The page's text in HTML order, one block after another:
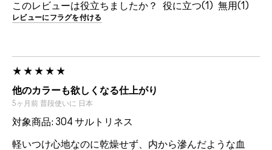
このレビューは役立ちましたか？ 1 1
レビューにフラグを付ける
他のカラーも欲しくなる仕上がり
5ヶ月前 普段使いに 日本
対象商品: 304 サルトリネス
軽いつけ心地なのに乾燥せず、内から滲んだような血